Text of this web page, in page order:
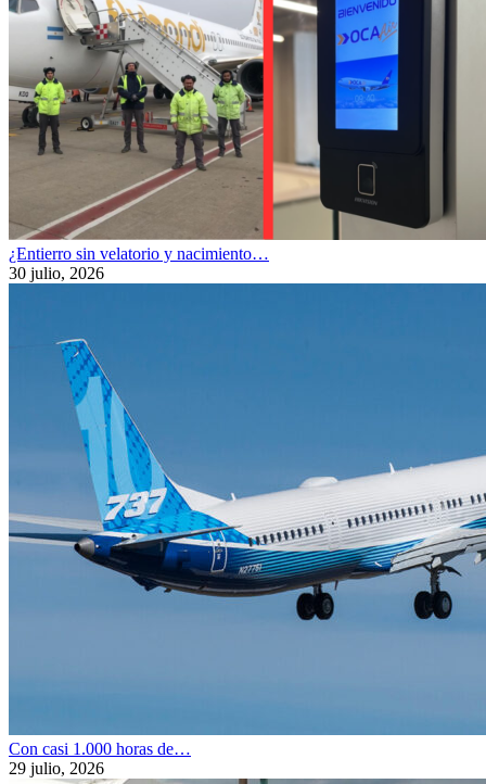
¿Entierro sin velatorio y nacimiento…
30 julio, 2026
Con casi 1.000 horas de…
29 julio, 2026